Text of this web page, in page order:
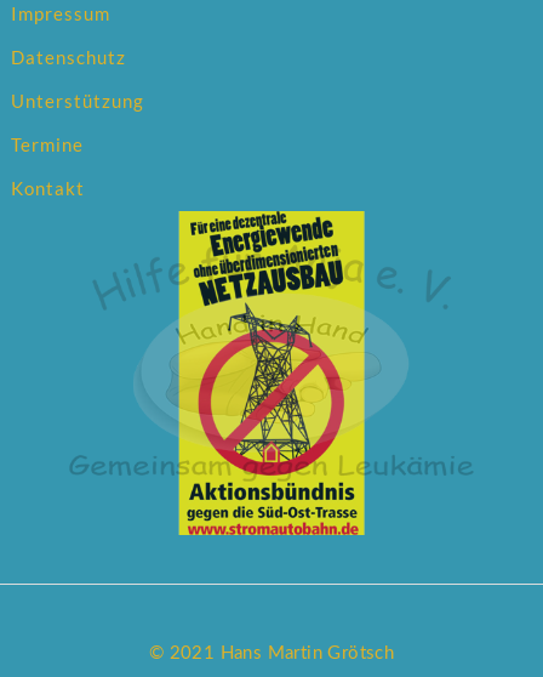
Impressum
Datenschutz
Unterstützung
Termine
Kontakt
© 2021 Hans Martin Grötsch